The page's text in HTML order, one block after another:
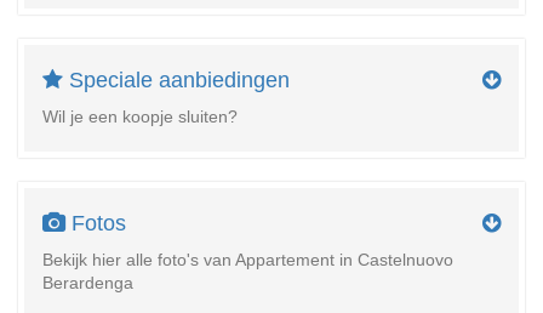
Speciale aanbiedingen
Wil je een koopje sluiten?
Fotos
Bekijk hier alle foto's van Appartement in Castelnuovo
Berardenga